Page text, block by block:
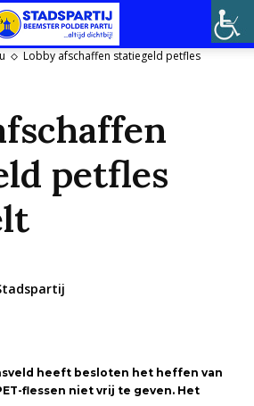
Lobby afschaffen statiegeld petfles
petfles
heeft besloten het heffen van
flessen niet vrij te geven. Het